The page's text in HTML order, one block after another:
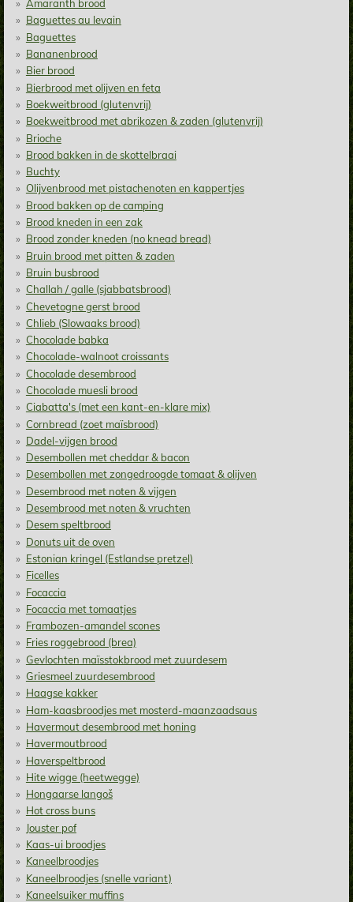
Amaranth brood
Baguettes au levain
Baguettes
Bananenbrood
Bier brood
Bierbrood met olijven en feta
Boekweitbrood (glutenvrij)
Boekweitbrood met abrikozen & zaden (glutenvrij)
Brioche
Brood bakken in de skottelbraai
Buchty
Olijvenbrood met pistachenoten en kappertjes
Brood bakken op de camping
Brood kneden in een zak
Brood zonder kneden (no knead bread)
Bruin brood met pitten & zaden
Bruin busbrood
Challah / galle (sjabbatsbrood)
Chevetogne gerst brood
Chlieb (Slowaaks brood)
Chocolade babka
Chocolade-walnoot croissants
Chocolade desembrood
Chocolade muesli brood
Ciabatta's (met een kant-en-klare mix)
Cornbread (zoet maïsbrood)
Dadel-vijgen brood
Desembollen met cheddar & bacon
Desembollen met zongedroogde tomaat & olijven
Desembrood met noten & vijgen
Desembrood met noten & vruchten
Desem speltbrood
Donuts uit de oven
Estonian kringel (Estlandse pretzel)
Ficelles
Focaccia
Focaccia met tomaatjes
Frambozen-amandel scones
Fries roggebrood (brea)
Gevlochten maïsstokbrood met zuurdesem
Griesmeel zuurdesembrood
Haagse kakker
Ham-kaasbroodjes met mosterd-maanzaadsaus
Havermout desembrood met honing
Havermoutbrood
Haverspeltbrood
Hite wigge (heetwegge)
Hongaarse langoš
Hot cross buns
Jouster pof
Kaas-ui broodjes
Kaneelbroodjes
Kaneelbroodjes (snelle variant)
Kaneelsuiker muffins